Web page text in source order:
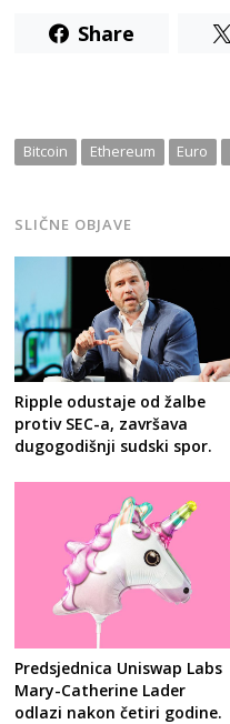
Share
Bitcoin Ethereum Euro
SLIČNE OBJAVE
Ripple odustaje od žalbe
protiv SEC-a, završava
dugogodišnji sudski spor.
Predsjednica Uniswap Labs
Mary-Catherine Lader
odlazi nakon četiri godine.